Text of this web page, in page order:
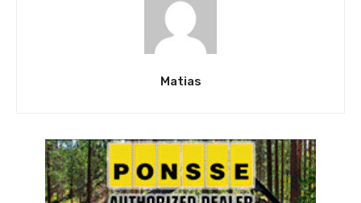
Matias